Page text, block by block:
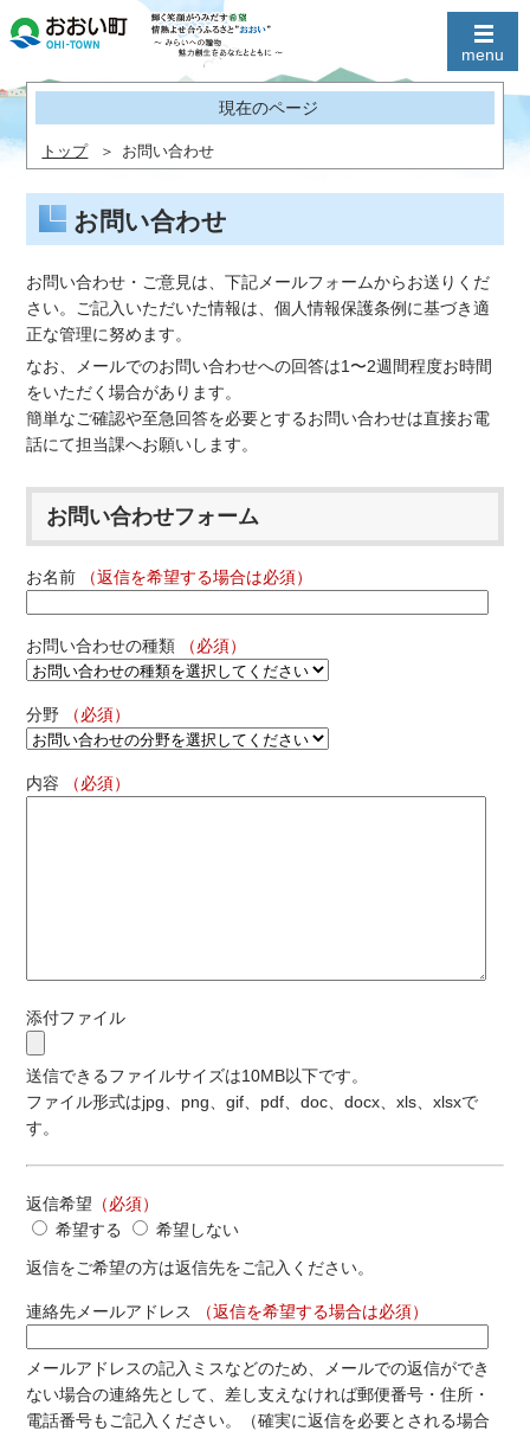
現在のページ
トップ お問い合わせ
お問い合わせ
お問い合わせ・ご意見は、下記メールフォームからお送りくだ
さい。ご記入いただいた情報は、個人情報保護条例に基づき適
正な管理に努めます。
なお、メールでのお問い合わせへの回答は1〜2週間程度お時間
をいただく場合があります。
簡単なご確認や至急回答を必要とするお問い合わせは直接お電
話にて担当課へお願いします。
お問い合わせフォーム
お名前 （返信を希望する場合は必須）
お問い合わせの種類 （必須）
分野 （必須）
内容 （必須）
添付ファイル
送信できるファイルサイズは10MB以下です。
ファイル形式はjpg、png、gif、pdf、doc、docx、xls、xlsxで
す。
返信希望 （必須）
希望する
希望しない
返信をご希望の方は返信先をご記入ください。
連絡先メールアドレス （返信を希望する場合は必須）
メールアドレスの記入ミスなどのため、メールでの返信ができ
ない場合の連絡先として、差し支えなければ郵便番号・住所・
電話番号もご記入ください。（確実に返信を必要とされる場合